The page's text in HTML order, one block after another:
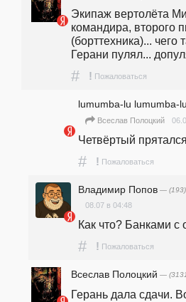
Экипаж вертолёта
командира, второго
(борттехника)... чего
Герани пулял...
# ! Пожаловаться
lumumba-lu lumumba-lu
Всеслав Полоцкий
Четвёртый
# ! Пожаловаться
Владимир Попов — (193)
08.07 в 04:48
Как что? Банками
# ! Пожаловаться
Всеслав Полоцкий —
Герань дала сдачи.